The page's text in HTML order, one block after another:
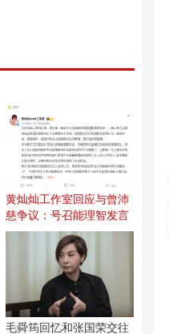
黄灿灿工作室回应与曾沛
慈争议：号召能理智发言
毛舜筠回忆和张国荣交往